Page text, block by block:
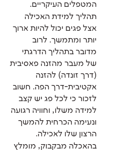
המטפלים העיקריים.
תהליך למידת האכילה
אצל פגים יכול להיות ארוך
יותר ומתמשך. לרוב
מדובר בתהליך הדרגתי
של מעבר מהזנה פאסיבית
(דרך זונדה) להזנה
אקטיבית-דרך הפה. חשוב
לזכור כי לכל פג יש קצב
למידה משלו, וחוויה רגועה
ונעימה הכרחית להמשך
הרצון שלו לאכילה.
בהאכלה מבקבוק, מומלץ